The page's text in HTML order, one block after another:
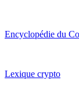
Encyclopédie du
Lexique crypto